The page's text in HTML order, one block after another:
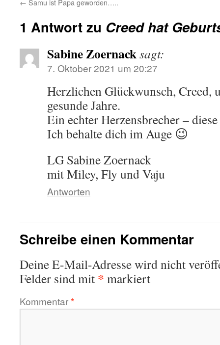
← Samu ist Papa geworden…..
1 Antwort zu Creed hat
Sabine Zoernacksagt:
7. Oktober 2021 um 20:27
Herzlichen Glückwunsch, Creed,
gesunde Jahre.
Ein echter Herzensbrecher –
Ich behalte dich im Auge 😉
LG Sabine Zoernack
mit Miley, Fly und Vaju
Antworten
Schreibe einen Kommentar
Deine E-Mail-Adresse wird nicht
Felder sind mit * markiert
Kommentar*